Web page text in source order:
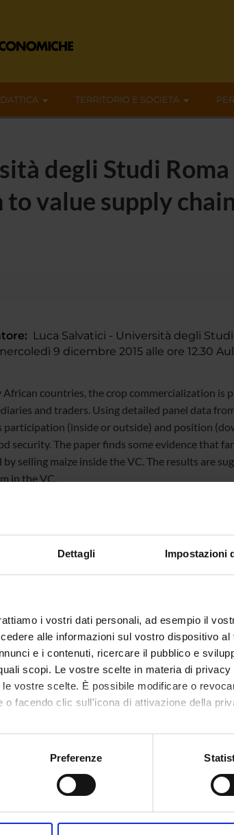
Dettagli Impostazioni
i vostri dati personali, ad esempio il
alle informazioni sul vostro dispositivo
e i contenuti, ricercare il pubblico e
scopi. Le vostre scelte in materia di
vostre scelte. È possibile modificare o
o facendo clic sull'icona di attivazione della
anche:
sulla tua posizione geografica, con
in qualsiasi momento dalla Dichiarazione
Preferenze
TERRITORIO E SOCIETÀ
degli Studi
value supply
Luca Salvatici - Università degli
9 dicembre 2015 alle ore 12.30
African countries, the crop commercialization is
and traders. Using detailed panel data
participation (inside or outside) and position
security. The paper finds some evidence that
by selling maize inside the VC. The results are
in the VC.
esterno
Condividi